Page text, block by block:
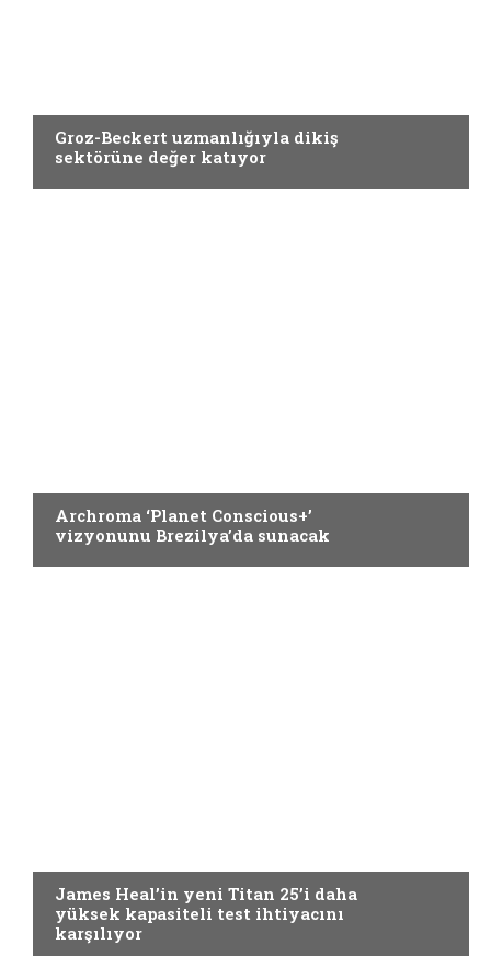
Groz-Beckert uzmanlığıyla dikiş
sektörüne değer katıyor
Archroma ‘Planet Conscious+’
vizyonunu Brezilya’da sunacak
James Heal’in yeni Titan 25’i daha
yüksek kapasiteli test ihtiyacını
karşılıyor